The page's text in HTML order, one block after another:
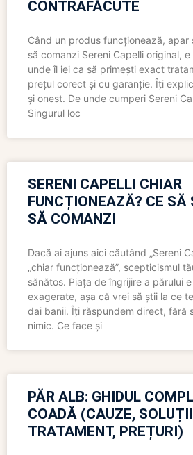
CONTRAFĂCUTE
Când un produs funcționează, apar
să comanzi Sereni Capelli original,
unde îl iei ca să primești exact
prețul corect și cu garanție. Îți
și onest. De unde cumperi Sereni
Singurul loc
SERENI CAPELLI CHIAR
FUNCȚIONEAZĂ? CE
SĂ COMANZI
Dacă ai ajuns aici căutând „Sereni
„chiar funcționează”, scepticismul
sănătos. Piața de îngrijire a părului
exagerate, așa că vrei să știi la ce
dai banii. Îți răspundem direct, fără
nimic. Ce face și
PĂR ALB: GHIDUL
COADĂ (CAUZE,
TRATAMENT, PREȚURI)